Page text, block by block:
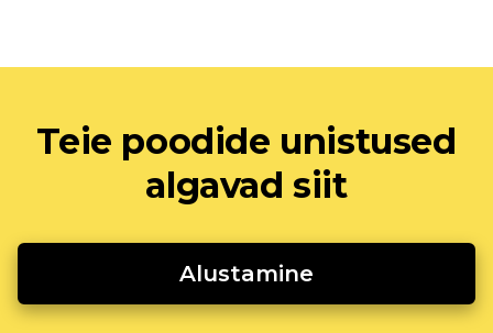
Teie poodide unistused
algavad siit
Alustamine